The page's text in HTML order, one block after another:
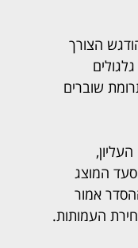
הצורך
4.1 מיליון ש"ח, ולצידו תרומת שוברים
המוצג
אמור
העמותות.